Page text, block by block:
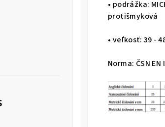
• podrážka:
protišmyková
• veľkosť: 39 -
Norma: ČSN EN